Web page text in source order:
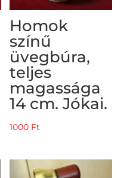
Homok
színű
üvegbúra,
teljes
magassága
14 cm. Jókai.
1000 Ft